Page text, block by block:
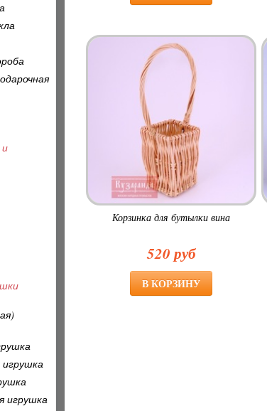
Корзинка для бутылки вина
520 руб
игрушка
игрушка